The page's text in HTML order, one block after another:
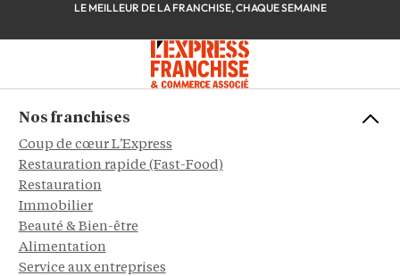
LE MEILLEUR DE LA FRANCHISE, CHAQUE SEMAINE
Nos franchises
Coup de cœur L'Express
Restauration rapide (Fast-Food)
Restauration
Immobilier
Beauté & Bien-être
Alimentation
Service aux entreprises